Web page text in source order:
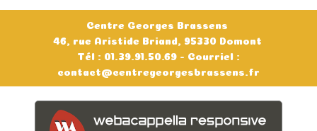
Centre Georges Brassens
46, rue Aristide Briand, 95330 Domont
Tél : 01.39.91.50.69 - Courriel :
contact@centregeorgesbrassens.fr